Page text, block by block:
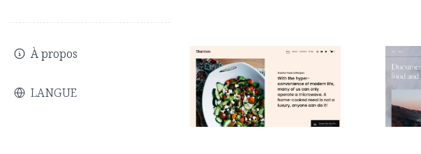
À propos
LANGUE
Stanton
$0.00 $192+
3 catégories
Rivoli
$0.00
4